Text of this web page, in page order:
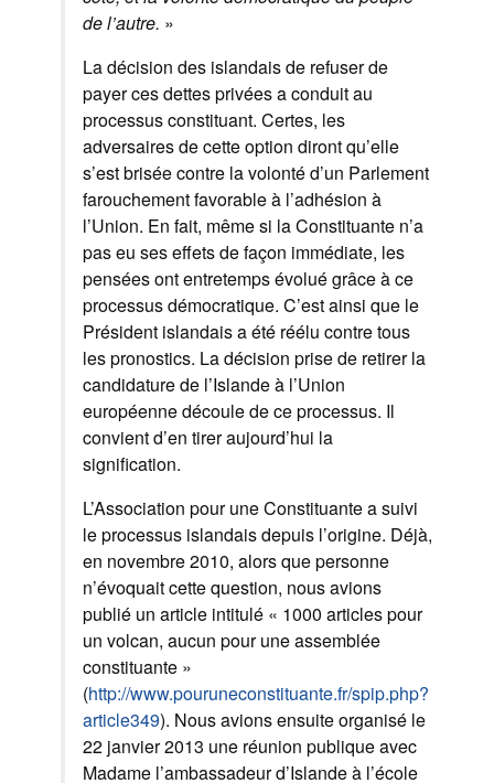
de l’autre. »
La décision des islandais de refuser de
payer ces dettes privées a conduit au
processus constituant. Certes, les
adversaires de cette option diront qu’elle
s’est brisée contre la volonté d’un Parlement
farouchement favorable à l’adhésion à
l’Union. En fait, même si la Constituante n’a
pas eu ses effets de façon immédiate, les
pensées ont entretemps évolué grâce à ce
processus démocratique. C’est ainsi que le
Président islandais a été réélu contre tous
les pronostics. La décision prise de retirer la
candidature de l’Islande à l’Union
européenne découle de ce processus. Il
convient d’en tirer aujourd’hui la
signification.
L’Association pour une Constituante a suivi
le processus islandais depuis l’origine. Déjà,
en novembre 2010, alors que personne
n’évoquait cette question, nous avions
publié un article intitulé « 1000 articles pour
un volcan, aucun pour une assemblée
constituante »
(http://www.pouruneconstituante.fr/spip.php?
article349). Nous avions ensuite organisé le
22 janvier 2013 une réunion publique avec
Madame l’ambassadeur d’Islande à l’école